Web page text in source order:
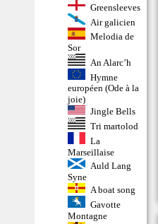
Greensleeves
Air galicien
Melodia de
Sor
An Alarc’h
Hymne
européen (Ode à la
joie)
Jingle Bells
Tri martolod
La
Marseillaise
Auld Lang
Syne
A boat song
Gavotte
Montagne